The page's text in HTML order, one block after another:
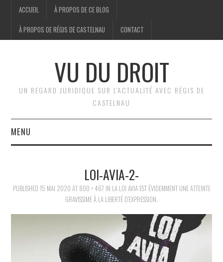
ACCUEIL À PROPOS DE CE BLOG
À PROPOS DE RÉGIS DE CASTELNAU CONTACT
VU DU DROIT
UN REGARD JURIDIQUE SUR L'ACTUALITÉ AVEC RÉGIS DE
CASTELNAU
MENU
LOI-AVIA-2-
PUBLISHED 15 MAI 2020 AT 800 × 467 IN LA LOI AVIA EST ÉVIDEMMENT UNE ATTEINTE
GRAVISSIME À LA LIBERTÉ D’EXPRESSION.